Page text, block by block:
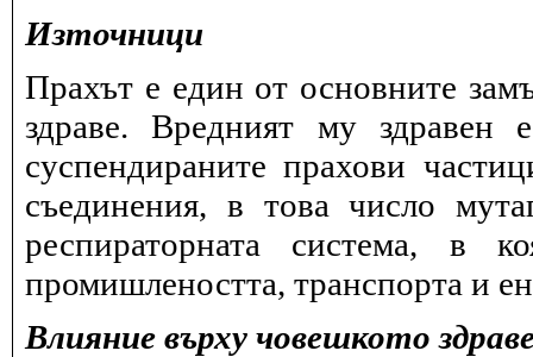
Източници
Прахът е един от основните
здраве. Вредният му здравен
суспендираните прахови
съединения, в това число
респираторната система, в
промишлеността, транспорта и
Влияние върху човешкото